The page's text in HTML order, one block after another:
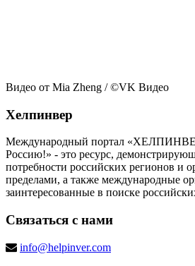
Видео от Mia Zheng / ©VK Видео
Хелпинвер
Международный портал
Россию!» - это ресурс,
потребности российских регионов и
пределами, а также международные
заинтересованные в поиске
Связаться с нами
info@helpinver.com